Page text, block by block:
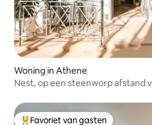
Woning in Athene
Nest, op een steenworp afstand
Favoriet van gasten